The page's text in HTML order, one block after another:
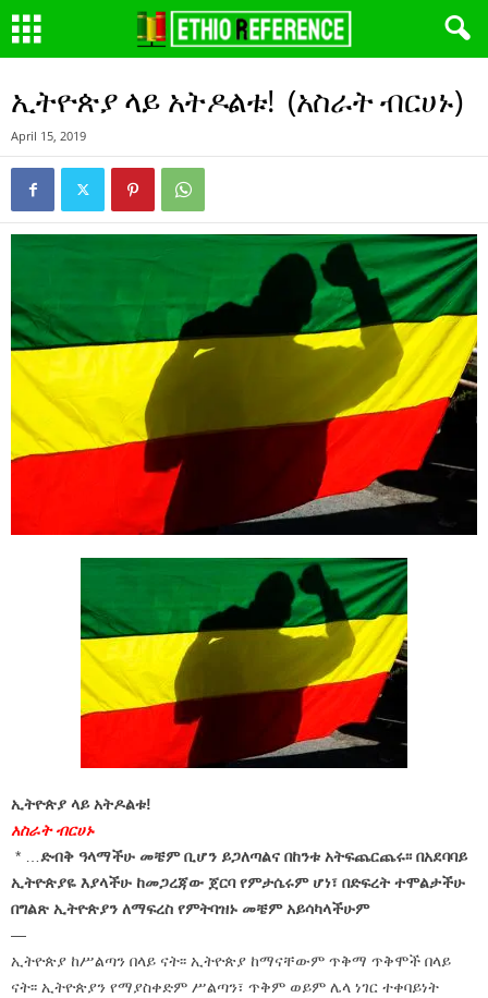
ኢትዮጵያ ላይ አትዶልቱ! (አስራት ብርሀኑ)
April 15, 2019
ኢትዮጵያ ላይ አትዶልቱ!
አስራት ብርሀኑ
* …ድብቅ ዓላማችሁ መቼም ቢሆን ይጋለጣልና በከንቱ አትፍጨርጨሩ፡፡ በአደባባይ
ኢትዮጵያዬ እያላችሁ ከመጋረጃው ጀርባ የምታሴሩም ሆነ፣ በድፍረት ተሞልታችሁ
በግልጽ ኢትዮጵያን ለማፍረስ የምትባዝኑ መቼም አይሳካላችሁም
—
ኢትዮጵያ ከሥልጣን በላይ ናት፡፡ ኢትዮጵያ ከማናቸውም ጥቅማ ጥቅሞች በላይ
ናት፡፡ ኢትዮጵያን የማያስቀድም ሥልጣን፣ ጥቅም ወይም ሌላ ነገር ተቀባይነት